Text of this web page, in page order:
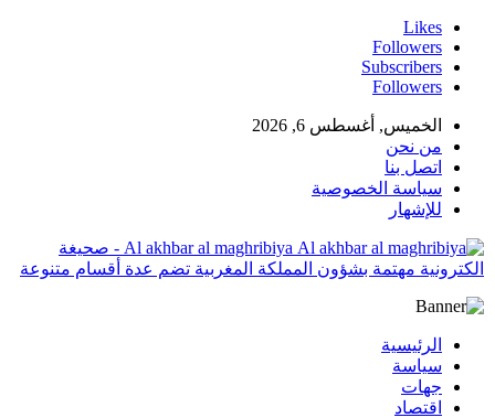
Likes
Followers
Subscribers
Followers
الخميس, أغسطس 6, 2026
من نحن
اتصل بنا
سياسة الخصوصية
للإشهار
Al akhbar al maghribiya - صحيغة
الكترونية مهتمة بشؤون المملكة المغربية تضم عدة أقسام متنوعة
الرئيسية
سياسة
جهات
اقتصاد